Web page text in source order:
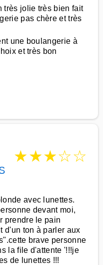
très jolie très bien fait
pas chère et très
une boulangerie à
et très bon
★★★☆☆
avec lunettes.
devant moi,
prendre le pain
d'un ton à parler aux
brave personne
la file d'attente '!!!je
de lunettes !!!